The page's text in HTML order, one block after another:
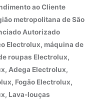
ao Cliente
metropolitana de São
Autorizado
Electrolux, máquina de
roupas Electrolux,
Adega Electrolux,
Fogão Electrolux,
Lava-louças